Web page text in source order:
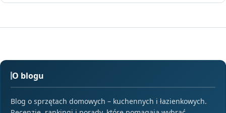
O blogu
Blog o sprzętach domowych – kuchennych i łazienkowych.